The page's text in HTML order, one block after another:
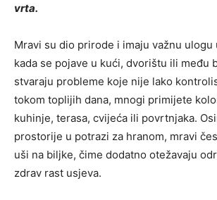
vrta.
Mravi su dio prirode i imaju važnu ulogu
kada se pojave u kući, dvorištu ili među
stvaraju probleme koje nije lako
tokom toplijih dana, mnogi primijete
kuhinje, terasa, cvijeća ili povrtnjaka.
prostorije u potrazi za hranom, mravi
uši na biljke, čime dodatno otežavaju
zdrav rast usjeva.